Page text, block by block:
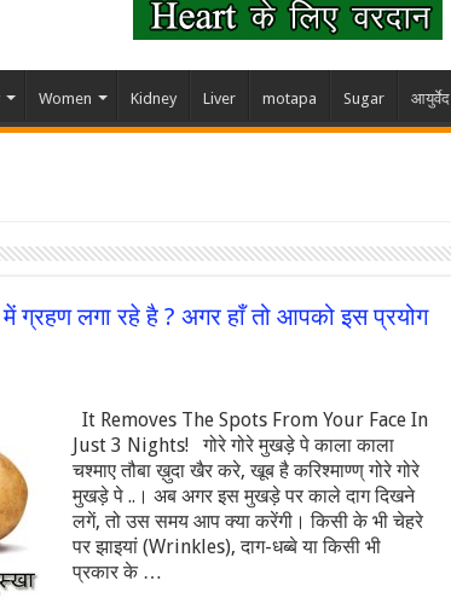
Women Kidney Liver motapa Sugar आयुर्वेद
ग्रहण लगा रहे है ? अगर हाँ तो आपको इस प्रयोग
It Removes The Spots From Your Face In
Just 3 Nights! गोरे गोरे मुखड़े पे काला काला
चश्माए तौबा ख़ुदा खैर करे, खूब है करिश्माण्ण् गोरे गोरे
मुखड़े पे ..। अब अगर इस मुखड़े पर काले दाग दिखने
लगें, तो उस समय आप क्या करेंगी। किसी के भी चेहरे
पर झाइयां (Wrinkles), दाग-धब्बे या किसी भी
प्रकार के …